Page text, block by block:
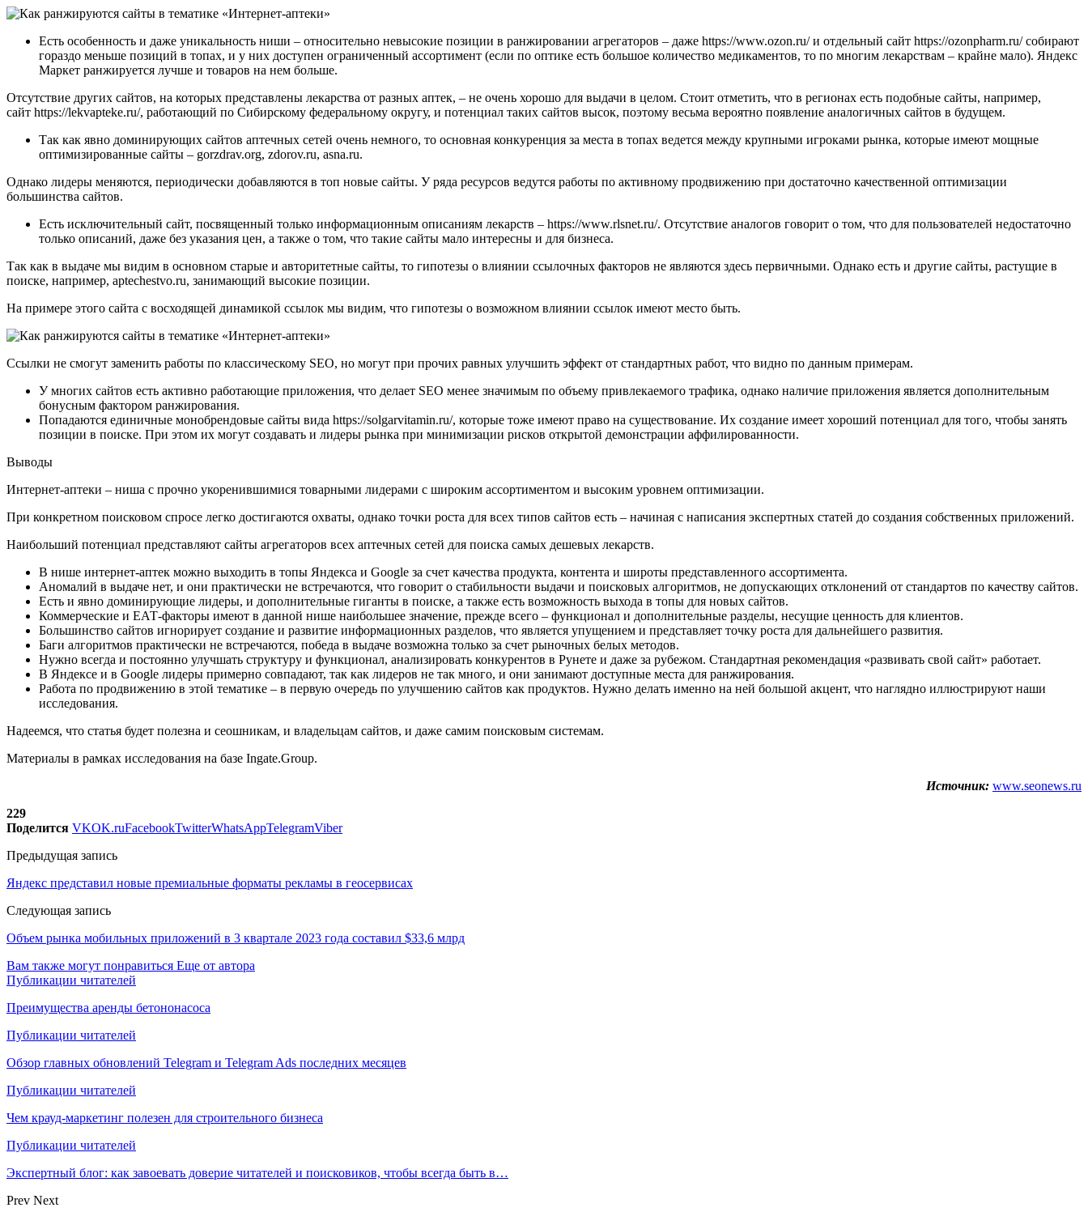
Есть особенность и даже уникальность ниши – относительно невысокие позиции в ранжировании агрегаторов – даже https://www.ozon.ru/ и отдельный сайт https://ozonpharm.ru/ собирают
гораздо меньше позиций в топах, и у них доступен ограниченный ассортимент (если по оптике есть большое количество медикаментов, то по многим лекарствам – крайне мало). Яндекс
Маркет ранжируется лучше и товаров на нем больше.
Отсутствие других сайтов, на которых представлены лекарства от разных аптек, – не очень хорошо для выдачи в целом. Стоит отметить, что в регионах есть подобные сайты, например,
сайт https://lekvapteke.ru/, работающий по Сибирскому федеральному округу, и потенциал таких сайтов высок, поэтому весьма вероятно появление аналогичных сайтов в будущем.
Так как явно доминирующих сайтов аптечных сетей очень немного, то основная конкуренция за места в топах ведется между крупными игроками рынка, которые имеют мощные
оптимизированные сайты – gorzdrav.org, zdorov.ru, asna.ru.
Однако лидеры меняются, периодически добавляются в топ новые сайты. У ряда ресурсов ведутся работы по активному продвижению при достаточно качественной оптимизации
большинства сайтов.
Есть исключительный сайт, посвященный только информационным описаниям лекарств – https://www.rlsnet.ru/. Отсутствие аналогов говорит о том, что для пользователей недостаточно
только описаний, даже без указания цен, а также о том, что такие сайты мало интересны и для бизнеса.
Так как в выдаче мы видим в основном старые и авторитетные сайты, то гипотезы о влиянии ссылочных факторов не являются здесь первичными. Однако есть и другие сайты, растущие в
поиске, например, aptechestvo.ru, занимающий высокие позиции.
На примере этого сайта с восходящей динамикой ссылок мы видим, что гипотезы о возможном влиянии ссылок имеют место быть.
Ссылки не смогут заменить работы по классическому SEO, но могут при прочих равных улучшить эффект от стандартных работ, что видно по данным примерам.
У многих сайтов есть активно работающие приложения, что делает SEO менее значимым по объему привлекаемого трафика, однако наличие приложения является дополнительным
бонусным фактором ранжирования.
Попадаются единичные монобрендовые сайты вида https://solgarvitamin.ru/, которые тоже имеют право на существование. Их создание имеет хороший потенциал для того, чтобы занять
позиции в поиске. При этом их могут создавать и лидеры рынка при минимизации рисков открытой демонстрации аффилированности.
Выводы
Интернет-аптеки – ниша с прочно укоренившимися товарными лидерами с широким ассортиментом и высоким уровнем оптимизации.
При конкретном поисковом спросе легко достигаются охваты, однако точки роста для всех типов сайтов есть – начиная с написания экспертных статей до создания собственных приложений.
Наибольший потенциал представляют сайты агрегаторов всех аптечных сетей для поиска самых дешевых лекарств.
В нише интернет-аптек можно выходить в топы Яндекса и Google за счет качества продукта, контента и широты представленного ассортимента.
Аномалий в выдаче нет, и они практически не встречаются, что говорит о стабильности выдачи и поисковых алгоритмов, не допускающих отклонений от стандартов по качеству сайтов.
Есть и явно доминирующие лидеры, и дополнительные гиганты в поиске, а также есть возможность выхода в топы для новых сайтов.
Коммерческие и ЕАТ-факторы имеют в данной нише наибольшее значение, прежде всего – функционал и дополнительные разделы, несущие ценность для клиентов.
Большинство сайтов игнорирует создание и развитие информационных разделов, что является упущением и представляет точку роста для дальнейшего развития.
Баги алгоритмов практически не встречаются, победа в выдаче возможна только за счет рыночных белых методов.
Нужно всегда и постоянно улучшать структуру и функционал, анализировать конкурентов в Рунете и даже за рубежом. Стандартная рекомендация «развивать свой сайт» работает.
В Яндексе и в Google лидеры примерно совпадают, так как лидеров не так много, и они занимают доступные места для ранжирования.
Работа по продвижению в этой тематике – в первую очередь по улучшению сайтов как продуктов. Нужно делать именно на ней большой акцент, что наглядно иллюстрируют наши
исследования.
Надеемся, что статья будет полезна и сеошникам, и владельцам сайтов, и даже самим поисковым системам.
Материалы в рамках исследования на базе Ingate.Group.
Источник: www.seonews.ru
229
Поделится VKOK.ruFacebookTwitterWhatsAppTelegramViber
Предыдущая запись
Яндекс представил новые премиальные форматы рекламы в геосервисах
Следующая запись
Объем рынка мобильных приложений в 3 квартале 2023 года составил $33,6 млрд
Вам также могут понравиться Еще от автора
Публикации читателей
Преимущества аренды бетононасоса
Публикации читателей
Обзор главных обновлений Telegram и Telegram Ads последних месяцев
Публикации читателей
Чем крауд-маркетинг полезен для строительного бизнеса
Публикации читателей
Экспертный блог: как завоевать доверие читателей и поисковиков, чтобы всегда быть в…
Prev Next